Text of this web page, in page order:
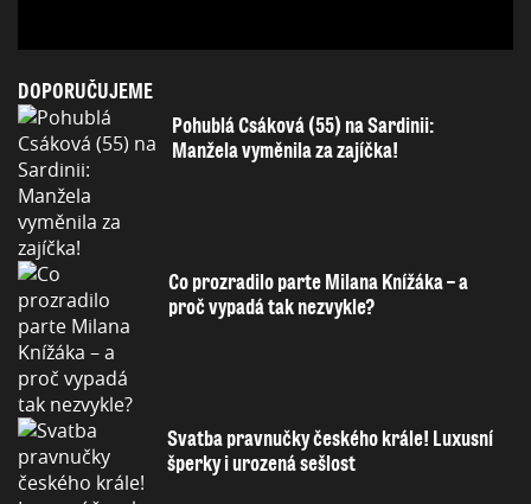
DOPORUČUJEME
Pohublá Csáková (55) na Sardinii:
Manžela vyměnila za zajíčka!
Co prozradilo parte Milana Knížáka – a
proč vypadá tak nezvykle?
Svatba pravnučky českého krále! Luxusní
šperky i urozená sešlost